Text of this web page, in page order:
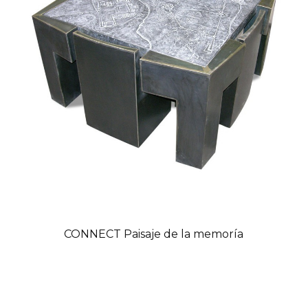
CONNECT Paisaje de la memoría